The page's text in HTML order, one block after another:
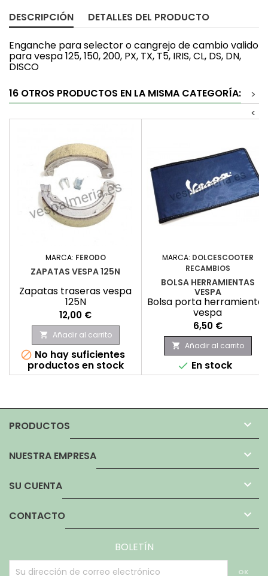
DESCRIPCIÓN DETALLES DEL PRODUCTO
Enganche para selector o cangrejo de cambio valido
para vespa 125, 150, 200, PX, TX, T5, IRIS, CL, DS, DN,
DISCO
16 OTROS PRODUCTOS EN LA MISMA CATEGORÍA:
>
<
MARCA: FERODO
ZAPATAS VESPA 125N
Zapatas traseras vespa
125N
Precio
12,00 €
 Añadir al carrito
 No hay suficientes
productos en stock
MARCA: DOLCESCOOTER
RECAMBIOS
BOLSA HERRAMIENTAS
VESPA
Bolsa porta herramientas
vespa
Precio
6,50 €
 Añadir al carrito
 En stock
PRODUCTOS 
NUESTRA EMPRESA 
SU CUENTA 
CONTACTO 
BOLETÍN